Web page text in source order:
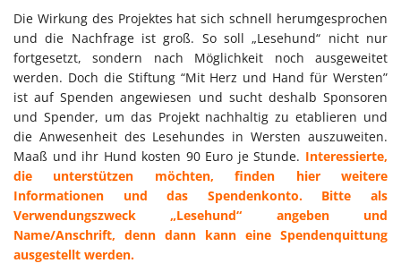
Die Wirkung des Projektes hat sich schnell herumgesprochen
und die Nachfrage ist groß. So soll „Lesehund“ nicht nur
fortgesetzt, sondern nach Möglichkeit noch ausgeweitet
werden. Doch die Stiftung “Mit Herz und Hand für Wersten”
ist auf Spenden angewiesen und sucht deshalb Sponsoren
und Spender, um das Projekt nachhaltig zu etablieren und
die Anwesenheit des Lesehundes in Wersten auszuweiten.
Maaß und ihr Hund kosten 90 Euro je Stunde. Interessierte,
die unterstützen möchten, finden hier weitere
Informationen und das Spendenkonto. Bitte als
Verwendungszweck „Lesehund“ angeben und
Name/Anschrift, denn dann kann eine Spendenquittung
ausgestellt werden.